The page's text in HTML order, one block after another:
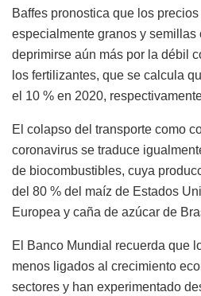
Baffes pronostica que los
especialmente granos y semillas
deprimirse aún más por la débil
los fertilizantes, que se calcula
el 10 % en 2020,
El colapso del transporte como
coronavirus se traduce
de biocombustibles, cuya
del 80 % del maíz de Estados
Europea y caña de azúcar de
El Banco Mundial recuerda que
menos ligados al crecimiento
sectores y han experimentado